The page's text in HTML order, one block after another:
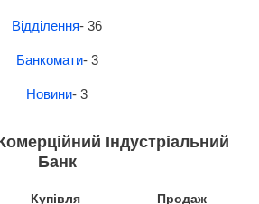
Відділення- 36
Банкомати- 3
Новини- 3
Індустріальний
Банк
Купівля Продаж